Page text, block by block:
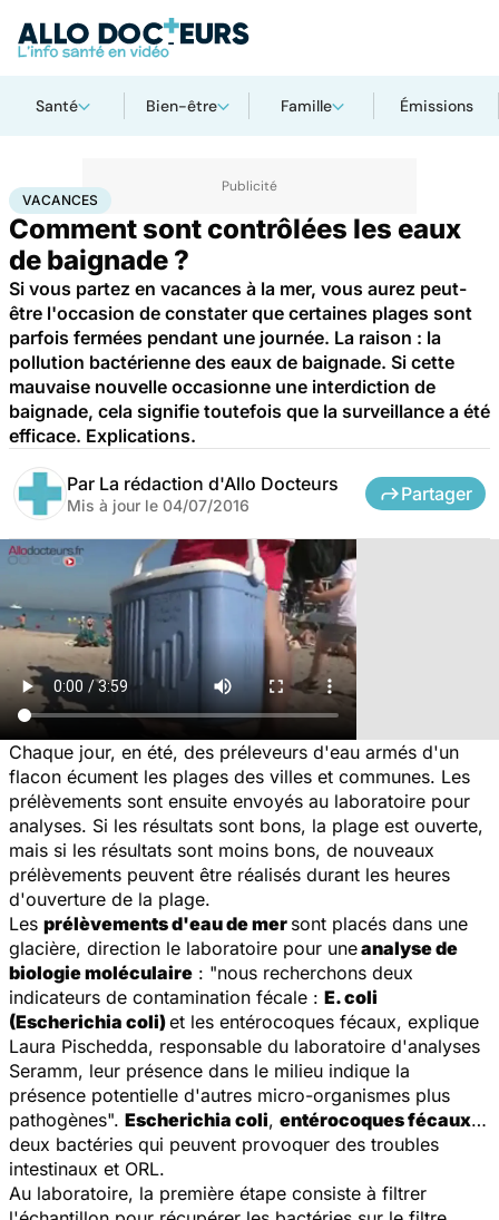
Santé Bien-être Famille Émissions
AccueilBien-être
VACANCES
Comment sont contrôlées les eaux
de baignade ?
Si vous partez en vacances à la mer, vous aurez peut-
être l'occasion de constater que certaines plages sont
parfois fermées pendant une journée. La raison : la
pollution bactérienne des eaux de baignade. Si cette
mauvaise nouvelle occasionne une interdiction de
baignade, cela signifie toutefois que la surveillance a été
efficace. Explications.
Par La rédaction d'Allo Docteurs
Mis à jour le 04/07/2016
Partager
Chaque jour, en été, des préleveurs d'eau armés d'un
flacon écument les plages des villes et communes. Les
prélèvements sont ensuite envoyés au laboratoire pour
analyses. Si les résultats sont bons, la plage est ouverte,
mais si les résultats sont moins bons, de nouveaux
prélèvements peuvent être réalisés durant les heures
d'ouverture de la plage.
Les prélèvements d'eau de mer sont placés dans une
glacière, direction le laboratoire pour uneanalyse de
biologie moléculaire : "nous recherchons deux
indicateurs de contamination fécale : E. coli
(Escherichia coli)et les entérocoques fécaux, explique
Laura Pischedda, responsable du laboratoire d'analyses
Seramm, leur présence dans le milieu indique la
présence potentielle d'autres micro-organismes plus
pathogènes". Escherichia coli, entérocoques fécaux…
deux bactéries qui peuvent provoquer des troubles
intestinaux et ORL.
Au laboratoire, la première étape consiste à filtrer